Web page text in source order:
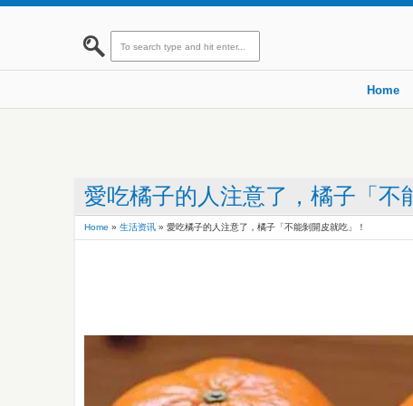
Home
愛吃橘子的人注意了，橘子「不
Home » 生活资讯 » 愛吃橘子的人注意了，橘子「不能剝開皮就吃」！